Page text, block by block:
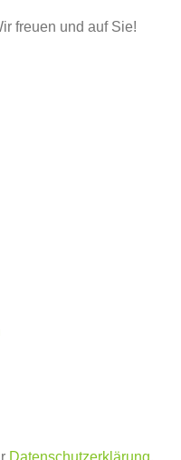
freuen und auf Sie!
Datenschutzerklärung.